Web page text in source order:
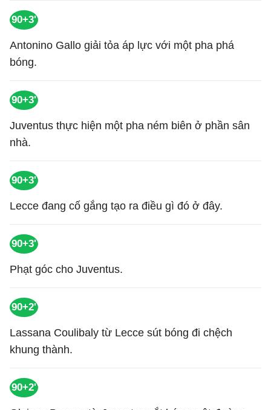
90+3'
Antonino Gallo giải tỏa áp lực với một pha phá
bóng.
90+3'
Juventus thực hiện một pha ném biên ở phần sân
nhà.
90+3'
Lecce đang cố gắng tạo ra điều gì đó ở đây.
90+3'
Phạt góc cho Juventus.
90+2'
Lassana Coulibaly từ Lecce sút bóng đi chệch
khung thành.
90+2'